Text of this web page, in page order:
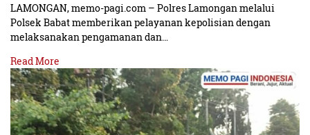
LAMONGAN, memo-pagi.com – Polres Lamongan melalui
Polsek Babat memberikan pelayanan kepolisian dengan
melaksanakan pengamanan dan…
Read More